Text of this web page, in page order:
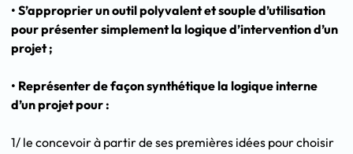
• S’approprier un outil polyvalent et souple d’utilisation
pour présenter simplement la logique d’intervention d’un
projet ;
• Représenter de façon synthétique la logique interne
d’un projet pour :
1/ le concevoir à partir de ses premières idées pour choisir